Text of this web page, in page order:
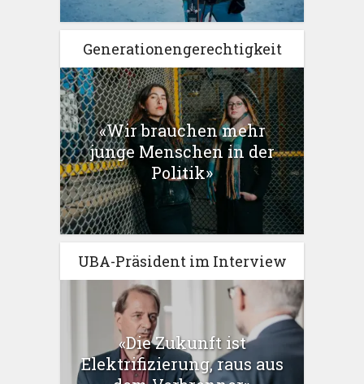
Generationengerechtigkeit
«Wir brauchen mehr
junge Menschen in der
Politik»
UBA-Präsident im Interview
«Die Zukunft ist
Elektrifizierung, raus aus